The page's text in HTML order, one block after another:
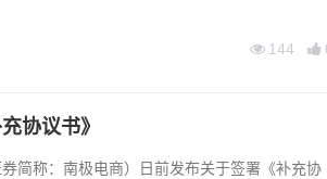
144
协议书》
简称：南极电商）日前发布关于签署《补充协